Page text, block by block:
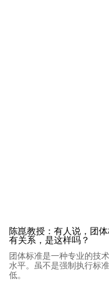
陈崑教授：有人说，团
有关系，是这样吗？
团体标准是一种专业的技
水平。虽不是强制执行标
低。